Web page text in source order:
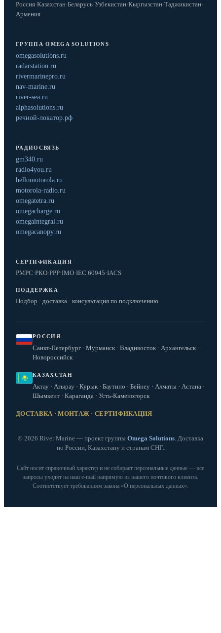
Россия·Казахстан·Беларусь·Узбекистан·Кыргызстан·Таджикистан·
Армения
ГРУППА OMEGA SOLUTIONS
omegasolutions.ru
radarstation.ru
rivermarinepro.ru
nav-marine.ru
river-sea.ru
alphasolutions.ru
речной-локатор.рф
РАДИОСВЯЗЬ
gm340.ru
radio4you.ru
hellomotorola.ru
motorola-radio.ru
omegatetra.ru
omegacharge.ru
omegaintegral.ru
omegacanopy.ru
СЕРТИФИКАЦИЯ
РМРС·РКО·РРР·IMO·IEC 60945·IACS
ПОДДЕРЖКА
Подбор · доставка · консультация по подключению
РОССИЯ
Санкт-Петербург · Мурманск · Владивосток · Архангельск ·
Новороссийск
КАЗАХСТАН
Актау · Атырау · Курык · Баутино · Бейнеу · Алматы · Астана ·
Шымкент · Караганда · Усть-Каменогорск
ДОСТАВКА · МОНТАЖ · СЕРТИФИКАЦИЯ
© 2026 River Marine — проект группы Omega Solutions. Доставка
по России, Казахстану и странам СНГ.
Сайт носит справочный характер и не собирает персональные данные — все
запросы уходят на наш e‑mail напрямую из вашего почтового клиента.
Соответствует требованиям закона «О персональных данных».